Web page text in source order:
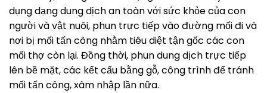
dụng dạng dung dịch an toàn với sức khỏe của con
người và vật nuôi, phun trực tiếp vào đường mối đi và
nơi bị mối tấn công nhằm tiêu diệt tận gốc các con
mối thợ còn lại. Đồng thời, phun dung dịch trực tiếp
lên bề mặt, các kết cấu bằng gỗ, công trình để tránh
mối tấn công, xâm nhập lần nữa.